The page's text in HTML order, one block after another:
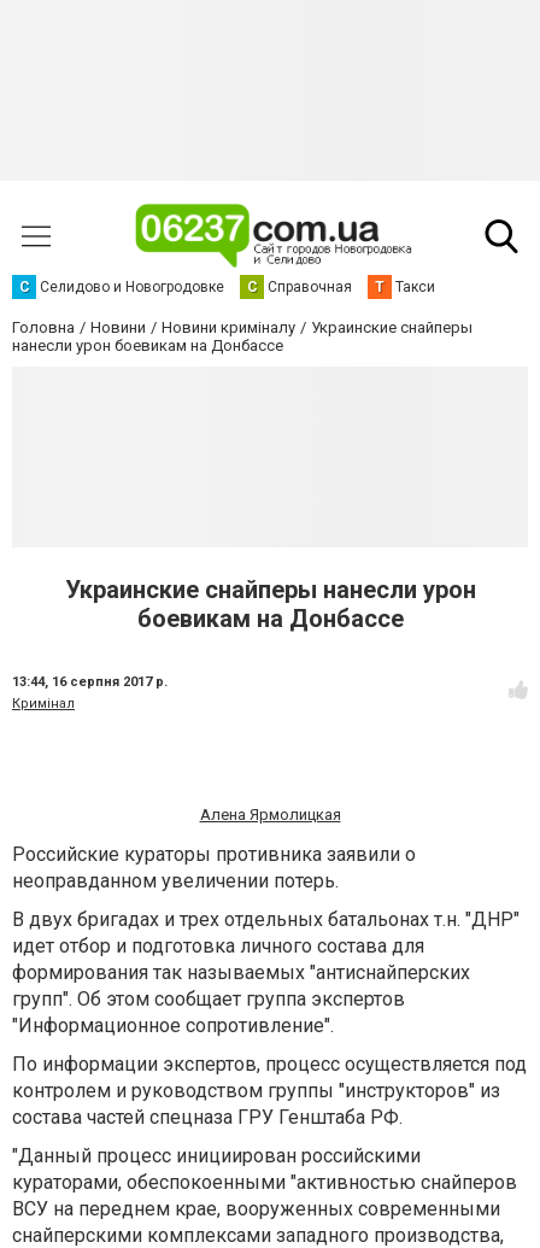
С Селидово и Новогродовке С Справочная Т Такси
Головна Новини Новини криміналу
Украинские снайперы
нанесли урон боевикам на Донбассе
Украинские снайперы нанесли урон
боевикам на Донбассе
13:44, 16 серпня 2017 р.
Кримінал
Алена Ярмолицкая
Российские кураторы противника заявили о
неоправданном увеличении потерь.
В двух бригадах и трех отдельных батальонах т.н. "ДНР"
идет отбор и подготовка личного состава для
формирования так называемых "антиснайперских
групп". Об этом сообщает группа экспертов
"Информационное сопротивление".
По информации экспертов, процесс осуществляется под
контролем и руководством группы "инструкторов" из
состава частей спецназа ГРУ Генштаба РФ.
"Данный процесс инициирован российскими
кураторами, обеспокоенными "активностью снайперов
ВСУ на переднем крае, вооруженных современными
снайперскими комплексами западного производства,